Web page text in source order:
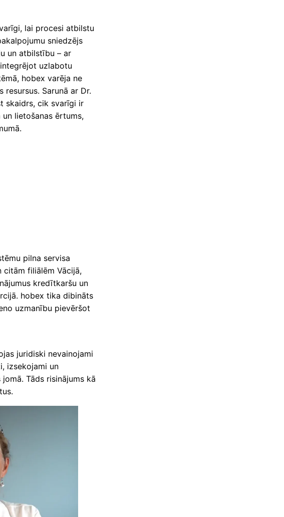
lai procesi atbilstu
sniedzējs
un atbilstību – ar
uzlabotu
hobex varēja ne
Sarunā ar Dr.
skaidrs, cik svarīgi ir
lietošanas ērtums,
pilna servisa
citām filiālēm Vācijā,
kredītkaršu un
hobex tika dibināts
uzmanību pievēršot
juridiski nevainojami
izsekojami un
Tāds risinājums kā